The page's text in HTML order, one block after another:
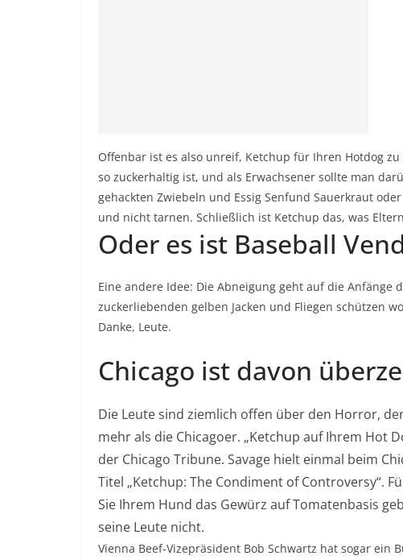
Offenbar ist es also unreif, Ketchup für Ihren Hotdog
so zuckerhaltig ist, und als Erwachsener sollte man
gehackten Zwiebeln und Essig Senfund Sauerkraut oder
und nicht tarnen. Schließlich ist Ketchup das, was
Oder es ist Baseball
Eine andere Idee: Die Abneigung geht auf die Anfänge
zuckerliebenden gelben Jacken und Fliegen schützen
Danke, Leute.
Chicago ist davon
Die Leute sind ziemlich offen über den Horror,
mehr als die Chicagoer. „Ketchup auf Ihrem Hot
der Chicago Tribune. Savage hielt einmal beim
Titel „Ketchup: The Condiment of Controversy“.
Sie Ihrem Hund das Gewürz auf Tomatenbasis
seine Leute nicht.
Vienna Beef-Vizepräsident Bob Schwartz hat sogar ein